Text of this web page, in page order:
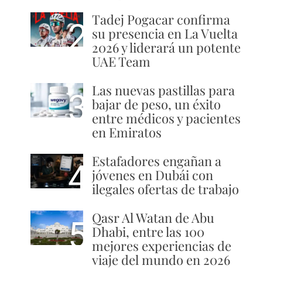
2 Tadej Pogacar confirma
su presencia en La Vuelta
2026 y liderará un potente
UAE Team
3 Las nuevas pastillas para
bajar de peso, un éxito
entre médicos y pacientes
en Emiratos
4 Estafadores engañan a
jóvenes en Dubái con
ilegales ofertas de trabajo
5 Qasr Al Watan de Abu
Dhabi, entre las 100
mejores experiencias de
viaje del mundo en 2026